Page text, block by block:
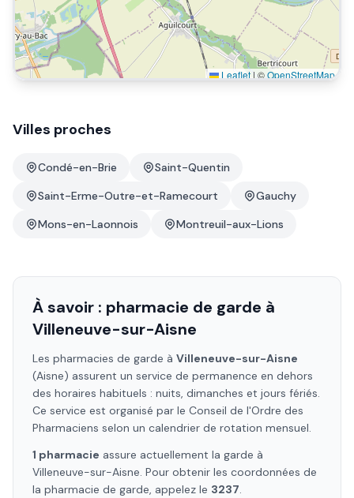
Leaflet | ©OpenStreetMap
Villes proches
Condé-en-Brie
Saint-Quentin
Saint-Erme-Outre-et-Ramecourt
Gauchy
Mons-en-Laonnois
Montreuil-aux-Lions
À savoir : pharmacie de garde à
Villeneuve-sur-Aisne
Les pharmacies de garde à Villeneuve-sur-Aisne
(Aisne) assurent un service de permanence en dehors
des horaires habituels : nuits, dimanches et jours fériés.
Ce service est organisé par le Conseil de l'Ordre des
Pharmaciens selon un calendrier de rotation mensuel.
1 pharmacie assure actuellement la garde à
Villeneuve-sur-Aisne. Pour obtenir les coordonnées de
la pharmacie de garde, appelez le 3237.